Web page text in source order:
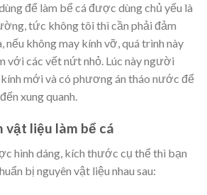
để làm bể cá được dùng chủ yếu là
tức không tôi thì cần phải đảm
nếu không may kính vỡ, quá trình này
với các vết nứt nhỏ. Lúc này người
mới và có phương án tháo nước để
xung quanh.
vật liệu làm bể cá
hình dáng, kích thước cụ thể thì bạn
bị nguyên vật liệu nhau sau: